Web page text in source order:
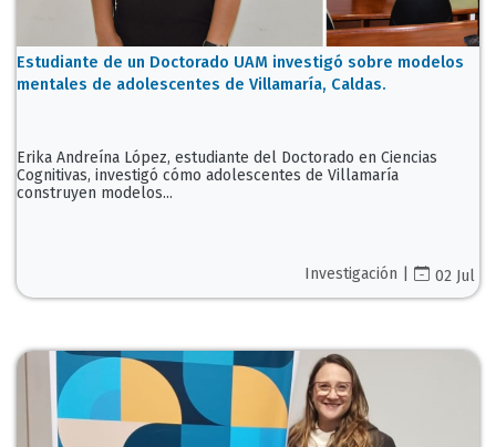
Estudiante de un Doctorado UAM investigó sobre modelos
mentales de adolescentes de Villamaría, Caldas.
Erika Andreína López, estudiante del Doctorado en Ciencias
Cognitivas, investigó cómo adolescentes de Villamaría
construyen modelos...
Investigación | 02 Jul